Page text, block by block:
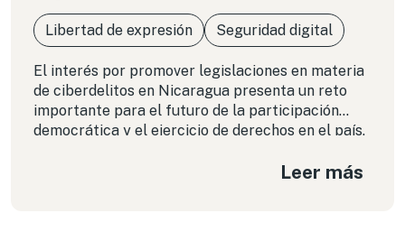
Libertad de expresión Seguridad digital
El interés por promover legislaciones en materia
de ciberdelitos en Nicaragua presenta un reto
importante para el futuro de la participación
democrática y el ejercicio de derechos en el país,
buscado amedrentar a grupos y personas que
Leer más